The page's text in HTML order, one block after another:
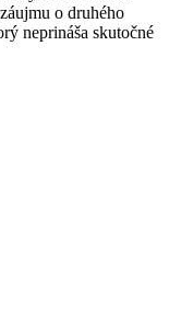
o druhého
neprináša skutočné